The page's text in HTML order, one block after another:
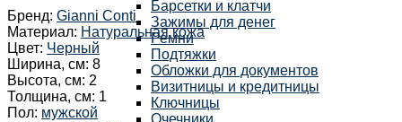
Барсетки и клатчи
Зажимы для денег
Ремни
Подтяжки
Обложки для документов
Визитницы и кредитницы
Ключницы
Очечники
Бренд: Gianni Conti
Материал: Натуральная кожа
Цвет: Черный
Ширина, см: 8
Высота, см: 2
Толщина, см: 1
Пол: мужской